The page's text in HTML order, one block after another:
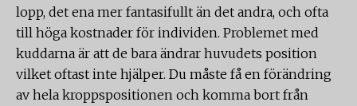
lopp, det ena mer fantasifullt än det andra, och ofta
till höga kostnader för individen. Problemet med
kuddarna är att de bara ändrar huvudets position
vilket oftast inte hjälper. Du måste få en förändring
av hela kroppspositionen och komma bort från